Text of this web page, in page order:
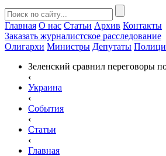
Главная О нас Статьи Архив Контакты
Заказать журналистское расследование
Олигархи Министры Депутаты
Зеленский сравнил переговоры
‹
Украина
‹
События
‹
Статьи
‹
Главная